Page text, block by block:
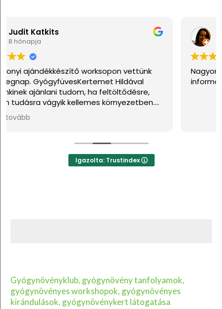
Anita Kis
Nagyon jól éreztem magam. Sok hasznos
információval gazdagodtam. Köszönöm!
Igazolta: Trustindex
Gyógynövényklub, gyógynövény tanfolyamok,
gyógynövényes workshopok, gyógynövényes
kirándulások, gyógynövénykert látogatása